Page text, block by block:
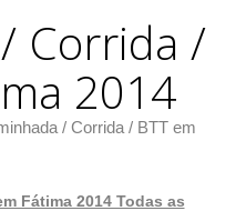
Corrida /
2014
/ Corrida / BTT em
Fátima 2014 Todas as